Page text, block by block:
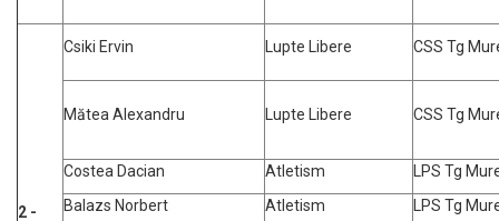
2 -
Csiki Ervin Lupte Libere CSS Tg
Mătea Alexandru Lupte Libere CSS Tg
Costea Dacian Atletism
LPS Tg
Balazs Norbert
Atletism LPS Tg